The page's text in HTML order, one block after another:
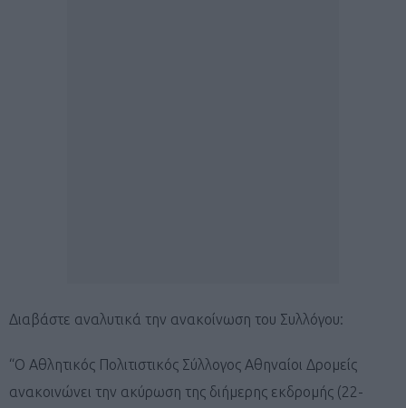
Διαβάστε αναλυτικά την ανακοίνωση του Συλλόγου:
“Ο Αθλητικός Πολιτιστικός Σύλλογος Αθηναίοι Δρομείς
ανακοινώνει την ακύρωση της διήμερης εκδρομής (22-